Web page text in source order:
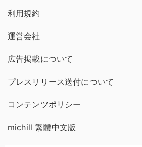
利用規約
運営会社
広告掲載について
プレスリリース送付について
コンテンツポリシー
michill 繁體中文版